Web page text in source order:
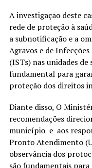
A investigação deste
rede de proteção à
a subnotificação e a
Agravos e de
(ISTs) nas unidades de
fundamental para
proteção dos direitos
Diante disso, O
recomendações
município e aos
Pronto Atendimento
observância dos
são fundamentais